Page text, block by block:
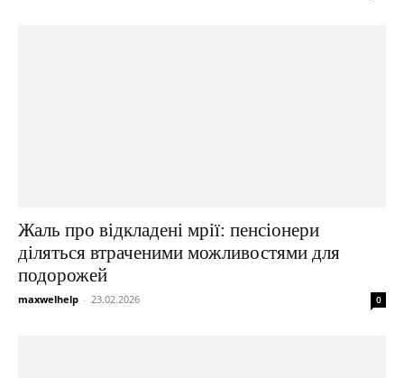
Жаль про відкладені мрії: пенсіонери
діляться втраченими можливостями для
подорожей
maxwelhelp - 23.02.2026 0